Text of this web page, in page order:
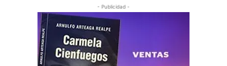
- Publicidad -